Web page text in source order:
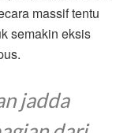
massif tentu
semakin eksis
jadda